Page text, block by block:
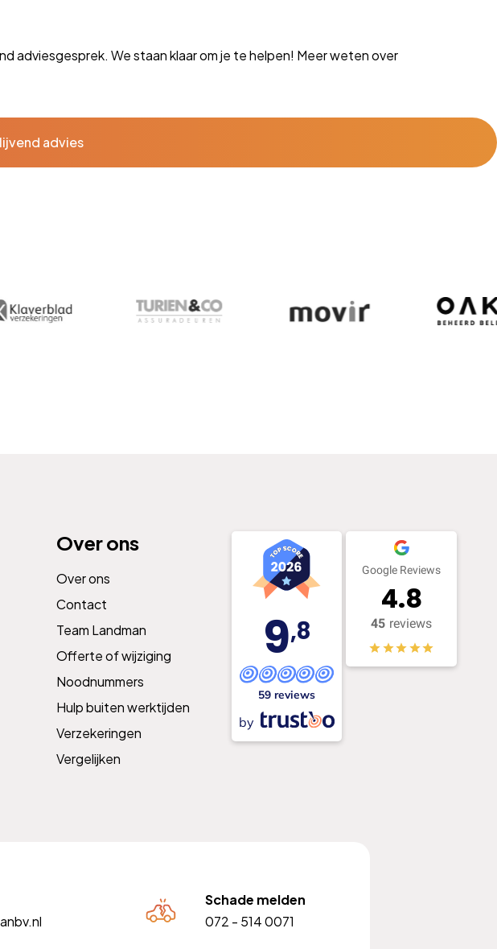
adviesgesprek. We staan klaar om je te helpen! Meer weten over
advies
Over ons
Over ons
Contact
Team Landman
Offerte of wijziging
Noodnummers
Hulp buiten werktijden
Verzekeringen
Vergelijken
9,8
59 reviews
by
Google Reviews
4.8
45 reviews
Schade melden
072 - 514 0071